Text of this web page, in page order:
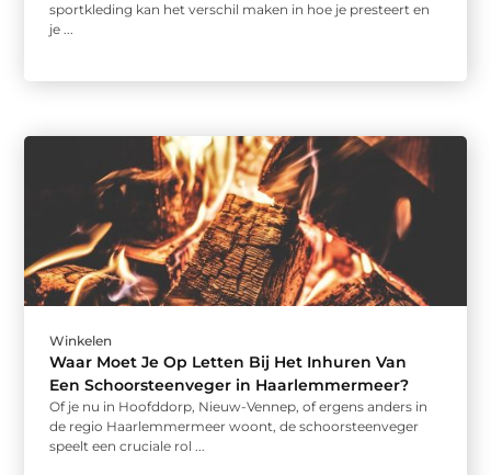
sportkleding kan het verschil maken in hoe je presteert en
je ...
Winkelen
Waar Moet Je Op Letten Bij Het Inhuren Van
Een Schoorsteenveger in Haarlemmermeer?
Of je nu in Hoofddorp, Nieuw-Vennep, of ergens anders in
de regio Haarlemmermeer woont, de schoorsteenveger
speelt een cruciale rol ...